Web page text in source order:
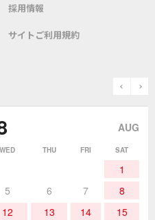
自動はんだ送り装置
デモ機貸し出しサービス
SDS(MSDS)製品
社長あいさつ
採用情報
サイトご利用規約
prev
AUG
WED THU FRI SAT
1
5 6 7
8
12 13 14
15